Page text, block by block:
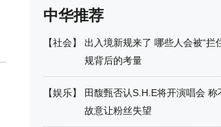
中华推荐
【社会】
出入境新规来了 哪些人会被“拦
规背后的考量
【娱乐】
田馥甄否认S.H.E将开演唱会 称
故意让粉丝失望